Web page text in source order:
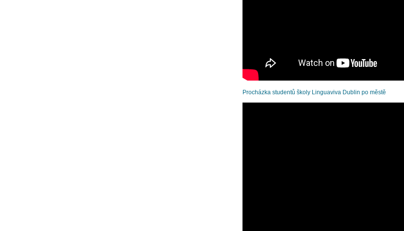
Procházka studentů školy Linguaviva Dublin po městě